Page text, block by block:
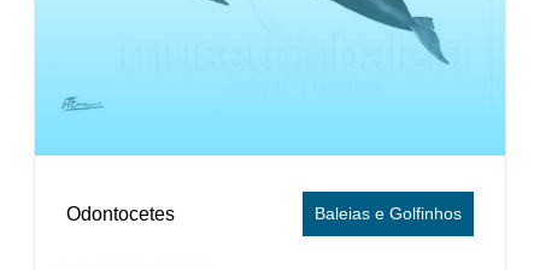
Baleias e Golfinhos
Odontocetes